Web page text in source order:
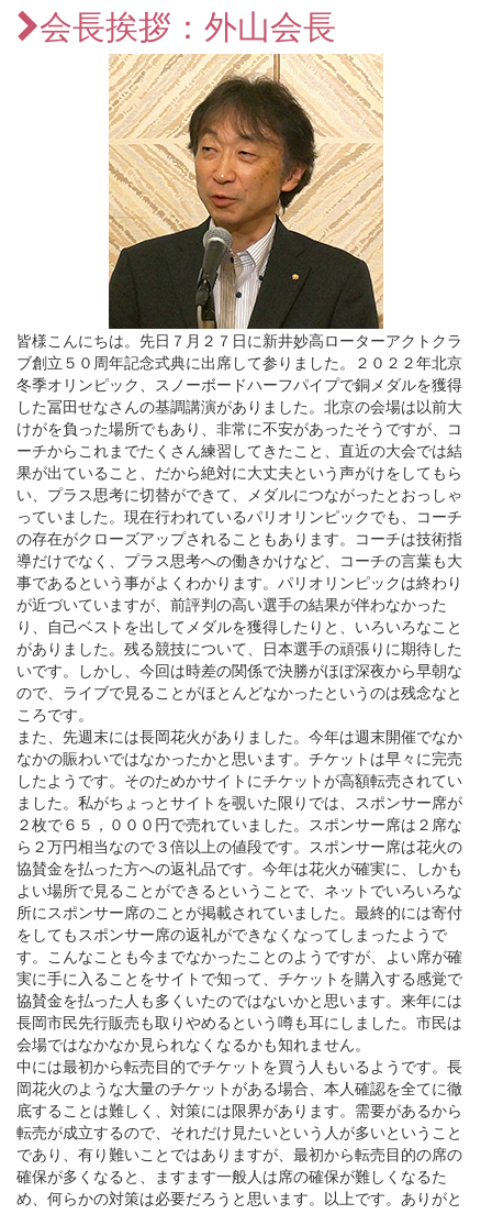
会長挨拶：外山会長
皆様こんにちは。先日７月２７日に新井妙高ローターアクトクラ
ブ創立５０周年記念式典に出席して参りました。２０２２年北京
冬季オリンピック、スノーボードハーフパイプで銅メダルを獲得
した冨田せなさんの基調講演がありました。北京の会場は以前大
けがを負った場所でもあり、非常に不安があったそうですが、コ
ーチからこれまでたくさん練習してきたこと、直近の大会では結
果が出ていること、だから絶対に大丈夫という声がけをしてもら
い、プラス思考に切替ができて、メダルにつながったとおっしゃ
っていました。現在行われているパリオリンピックでも、コーチ
の存在がクローズアップされることもあります。コーチは技術指
導だけでなく、プラス思考への働きかけなど、コーチの言葉も大
事であるという事がよくわかります。パリオリンピックは終わり
が近づいていますが、前評判の高い選手の結果が伴わなかった
り、自己ベストを出してメダルを獲得したりと、いろいろなこと
がありました。残る競技について、日本選手の頑張りに期待した
いです。しかし、今回は時差の関係で決勝がほぼ深夜から早朝な
ので、ライブで見ることがほとんどなかったというのは残念なと
ころです。
また、先週末には長岡花火がありました。今年は週末開催でなか
なかの賑わいではなかったかと思います。チケットは早々に完売
したようです。そのためかサイトにチケットが高額転売されてい
ました。私がちょっとサイトを覗いた限りでは、スポンサー席が
２枚で６５，０００円で売れていました。スポンサー席は２席な
ら２万円相当なので３倍以上の値段です。スポンサー席は花火の
協賛金を払った方への返礼品です。今年は花火が確実に、しかも
よい場所で見ることができるということで、ネットでいろいろな
所にスポンサー席のことが掲載されていました。最終的には寄付
をしてもスポンサー席の返礼ができなくなってしまったようで
す。こんなことも今までなかったことのようですが、よい席が確
実に手に入ることをサイトで知って、チケットを購入する感覚で
協賛金を払った人も多くいたのではないかと思います。来年には
長岡市民先行販売も取りやめるという噂も耳にしました。市民は
会場ではなかなか見られなくなるかも知れません。
中には最初から転売目的でチケットを買う人もいるようです。長
岡花火のような大量のチケットがある場合、本人確認を全てに徹
底することは難しく、対策には限界があります。需要があるから
転売が成立するので、それだけ見たいという人が多いということ
であり、有り難いことではありますが、最初から転売目的の席の
確保が多くなると、ますます一般人は席の確保が難しくなるた
め、何らかの対策は必要だろうと思います。以上です。ありがと